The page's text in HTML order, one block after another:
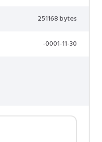
251168 bytes
-0001-11-30